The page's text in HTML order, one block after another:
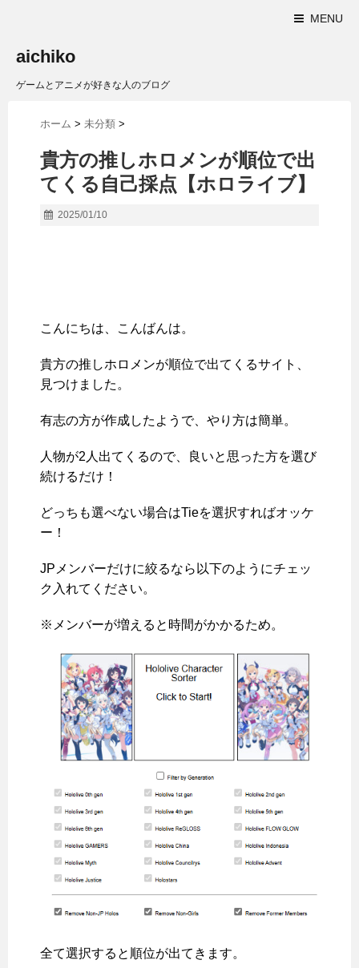
MENU
aichiko
ゲームとアニメが好きな人のブログ
ホーム > 未分類 >
貴方の推しホロメンが順位で出
てくる自己採点【ホロライブ】
2025/01/10
こんにちは、こんばんは。
貴方の推しホロメンが順位で出てくるサイト、
見つけました。
有志の方が作成したようで、やり方は簡単。
人物が2人出てくるので、良いと思った方を選び
続けるだけ！
どっちも選べない場合はTieを選択すればオッケ
ー！
JPメンバーだけに絞るなら以下のようにチェッ
ク入れてください。
※メンバーが増えると時間がかかるため。
全て選択すると順位が出てきます。